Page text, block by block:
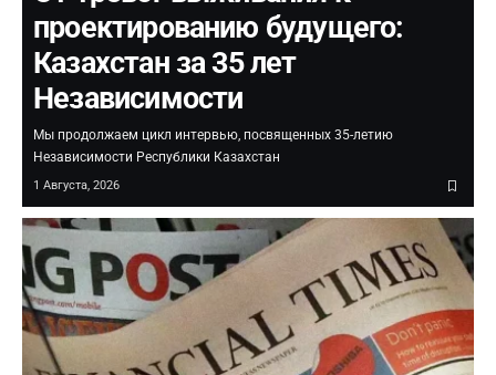
проектированию будущего:
Казахстан за 35 лет
Независимости
Мы продолжаем цикл интервью, посвященных 35-летию
Независимости Республики Казахстан
1 Августа, 2026